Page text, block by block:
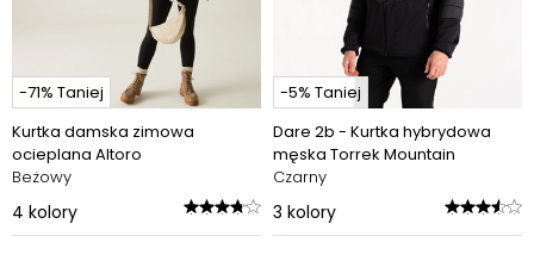
-71% Taniej
Kurtka damska zimowa
ocieplana Altoro
Beżowy
4 kolory
-5% Taniej
Dare 2b - Kurtka hybrydowa
męska Torrek Mountain
Czarny
3 kolory